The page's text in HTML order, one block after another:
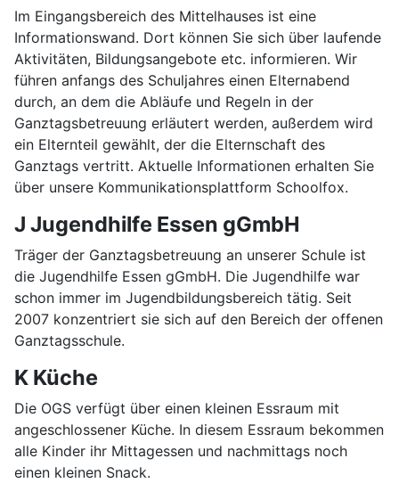
Im Eingangsbereich des Mittelhauses ist eine
Informationswand. Dort können Sie sich über laufende
Aktivitäten, Bildungsangebote etc. informieren. Wir
führen anfangs des Schuljahres einen Elternabend
durch, an dem die Abläufe und Regeln in der
Ganztagsbetreuung erläutert werden, außerdem wird
ein Elternteil gewählt, der die Elternschaft des
Ganztags vertritt. Aktuelle Informationen erhalten Sie
über unsere Kommunikationsplattform Schoolfox.
J Jugendhilfe Essen gGmbH
Träger der Ganztagsbetreuung an unserer Schule ist
die Jugendhilfe Essen gGmbH. Die Jugendhilfe war
schon immer im Jugendbildungsbereich tätig. Seit
2007 konzentriert sie sich auf den Bereich der offenen
Ganztagsschule.
K Küche
Die OGS verfügt über einen kleinen Essraum mit
angeschlossener Küche. In diesem Essraum bekommen
alle Kinder ihr Mittagessen und nachmittags noch
einen kleinen Snack.